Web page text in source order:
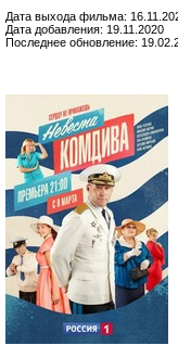
Дата выхода фильма:
Дата добавления: 19.11.2020
Последнее обновление: